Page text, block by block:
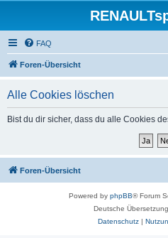
FAQ
Foren-Übersicht
Alle Cookies löschen
Bist du dir sicher, dass du alle Cookies
Foren-Übersicht
Powered by phpBB® Forum
Deutsche
Datenschutz|